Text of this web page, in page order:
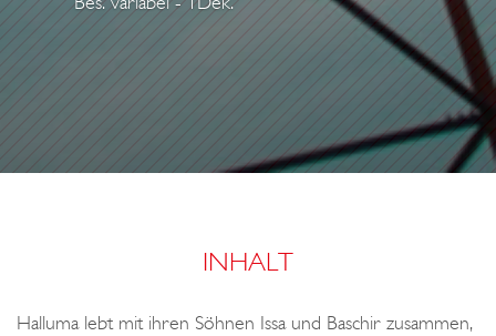
n
INHALT
Halluma lebt mit ihren Söhnen Issa und Baschir zusammen,